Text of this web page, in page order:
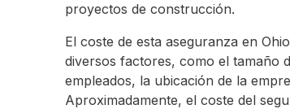
proyectos de construcción.
El coste de esta aseguranza en
diversos factores, como el tamaño
empleados, la ubicación de la
Aproximadamente, el coste del